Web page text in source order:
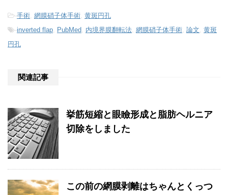
-手術, 網膜硝子体手術, 黄斑円孔
-inverted flap, PubMed, 内境界膜翻転法, 網膜硝子体手術, 論文, 黄斑
円孔
関連記事
挙筋短縮と眼瞼形成と脂肪ヘルニア
切除をしました
この前の網膜剥離はちゃんとくっつ